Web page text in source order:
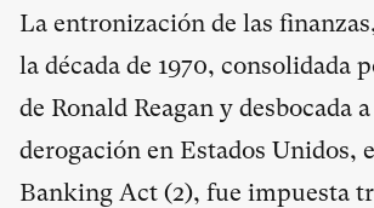
La entronización de las
la década de 1970, consolidada
de Ronald Reagan y desbocada
derogación en Estados Unidos,
Banking Act (2), fue impuesta